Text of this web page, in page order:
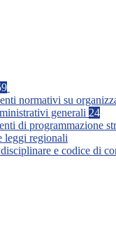
normativi su
generali 24
di programmazione
leggi regionali
e codice di